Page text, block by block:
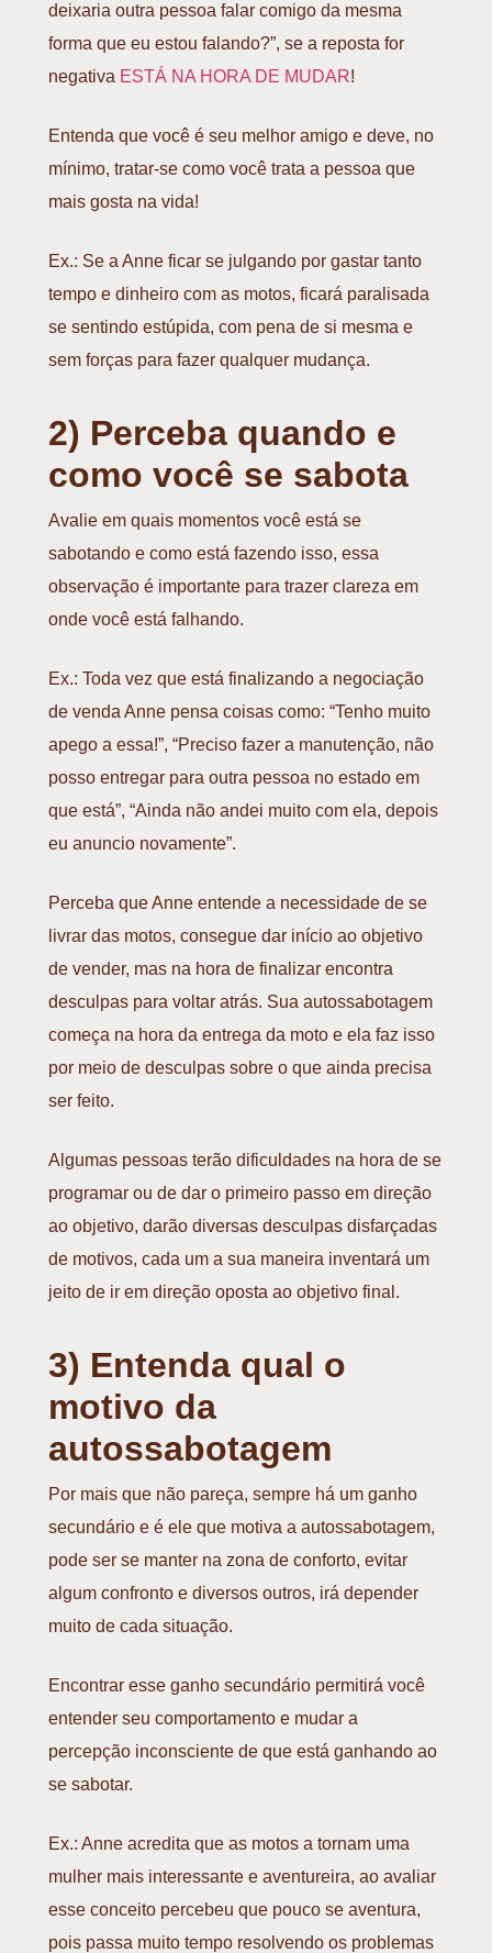
deixaria outra pessoa falar comigo da mesma
forma que eu estou falando?”, se a reposta for
negativa ESTÁ NA HORA DE MUDAR!
Entenda que você é seu melhor amigo e deve, no
mínimo, tratar-se como você trata a pessoa que
mais gosta na vida!
Ex.: Se a Anne ficar se julgando por gastar tanto
tempo e dinheiro com as motos, ficará paralisada
se sentindo estúpida, com pena de si mesma e
sem forças para fazer qualquer mudança.
2) Perceba quando e
como você se sabota
Avalie em quais momentos você está se
sabotando e como está fazendo isso, essa
observação é importante para trazer clareza em
onde você está falhando.
Ex.: Toda vez que está finalizando a negociação
de venda Anne pensa coisas como: “Tenho muito
apego a essa!”, “Preciso fazer a manutenção, não
posso entregar para outra pessoa no estado em
que está”, “Ainda não andei muito com ela, depois
eu anuncio novamente”.
Perceba que Anne entende a necessidade de se
livrar das motos, consegue dar início ao objetivo
de vender, mas na hora de finalizar encontra
desculpas para voltar atrás. Sua autossabotagem
começa na hora da entrega da moto e ela faz isso
por meio de desculpas sobre o que ainda precisa
ser feito.
Algumas pessoas terão dificuldades na hora de se
programar ou de dar o primeiro passo em direção
ao objetivo, darão diversas desculpas disfarçadas
de motivos, cada um a sua maneira inventará um
jeito de ir em direção oposta ao objetivo final.
3) Entenda qual o
motivo da
autossabotagem
Por mais que não pareça, sempre há um ganho
secundário e é ele que motiva a autossabotagem,
pode ser se manter na zona de conforto, evitar
algum confronto e diversos outros, irá depender
muito de cada situação.
Encontrar esse ganho secundário permitirá você
entender seu comportamento e mudar a
percepção inconsciente de que está ganhando ao
se sabotar.
Ex.: Anne acredita que as motos a tornam uma
mulher mais interessante e aventureira, ao avaliar
esse conceito percebeu que pouco se aventura,
pois passa muito tempo resolvendo os problemas